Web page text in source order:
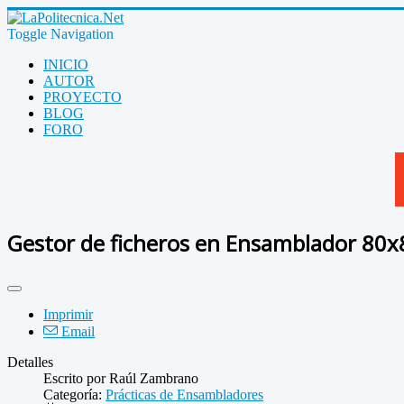
Toggle Navigation
INICIO
AUTOR
PROYECTO
BLOG
FORO
Gestor de ficheros en Ensamblador
Imprimir
Email
Detalles
Escrito porRaúl Zambrano
Categoría: Prácticas de Ensambladores